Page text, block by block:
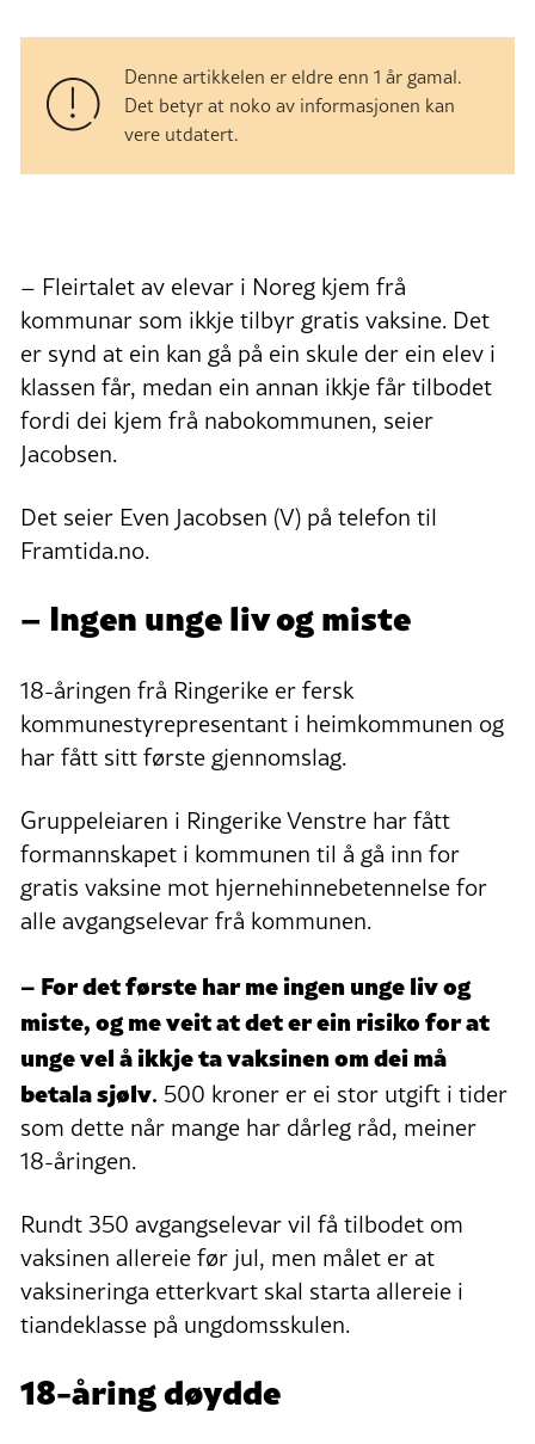
Denne artikkelen er eldre enn 1 år gamal.
Det betyr at noko av informasjonen kan
vere utdatert.
– Fleirtalet av elevar i Noreg kjem frå
kommunar som ikkje tilbyr gratis vaksine. Det
er synd at ein kan gå på ein skule der ein elev i
klassen får, medan ein annan ikkje får tilbodet
fordi dei kjem frå nabokommunen, seier
Jacobsen.
Det seier Even Jacobsen (V) på telefon til
Framtida.no.
– Ingen unge liv og miste
18-åringen frå Ringerike er fersk
kommunestyrepresentant i heimkommunen og
har fått sitt første gjennomslag.
Gruppeleiaren i Ringerike Venstre har fått
formannskapet i kommunen til å gå inn for
gratis vaksine mot hjernehinnebetennelse for
alle avgangselevar frå kommunen.
– For det første har me ingen unge liv og
miste, og me veit at det er ein risiko for at
unge vel å ikkje ta vaksinen om dei må
betala sjølv. 500 kroner er ei stor utgift i tider
som dette når mange har dårleg råd, meiner
18-åringen.
Rundt 350 avgangselevar vil få tilbodet om
vaksinen allereie før jul, men målet er at
vaksineringa etterkvart skal starta allereie i
tiandeklasse på ungdomsskulen.
18-åring døydde